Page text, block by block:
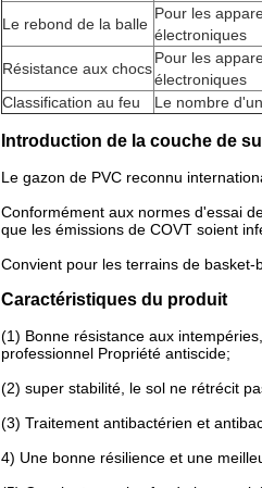
Le rebond de la balle
Pour les
électroniques
Résistance aux chocs
Pour les
électroniques
Classification au feu
Le nombre
Introduction de la couche de
Le gazon de PVC reconnu
Conformément aux normes d'essai
que les émissions de COVT soient
Convient pour les terrains de
Caractéristiques du produit
(1) Bonne résistance aux
professionnel Propriété antiscide;
(2) super stabilité, le sol ne rétrécit
(3) Traitement antibactérien et
4) Une bonne résilience et une